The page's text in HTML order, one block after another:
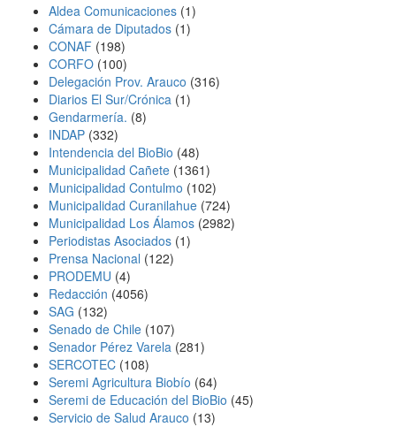
Aldea Comunicaciones (1)
Cámara de Diputados (1)
CONAF (198)
CORFO (100)
Delegación Prov. Arauco (316)
Diarios El Sur/Crónica (1)
Gendarmería. (8)
INDAP (332)
Intendencia del BioBio (48)
Municipalidad Cañete (1361)
Municipalidad Contulmo (102)
Municipalidad Curanilahue (724)
Municipalidad Los Álamos (2982)
Periodistas Asociados (1)
Prensa Nacional (122)
PRODEMU (4)
Redacción (4056)
SAG (132)
Senado de Chile (107)
Senador Pérez Varela (281)
SERCOTEC (108)
Seremi Agricultura Biobío (64)
Seremi de Educación del BioBio (45)
Servicio de Salud Arauco (13)